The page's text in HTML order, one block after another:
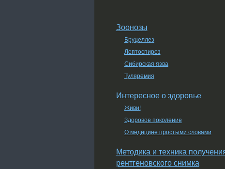
Зоонозы
Бруцеллез
Лептоспироз
Сибирская язва
Туляремия
Интересное о здоровье
Живи!
Здоровое поколение
О медицине простыми словами
Методика и техника
рентгеновского снимка